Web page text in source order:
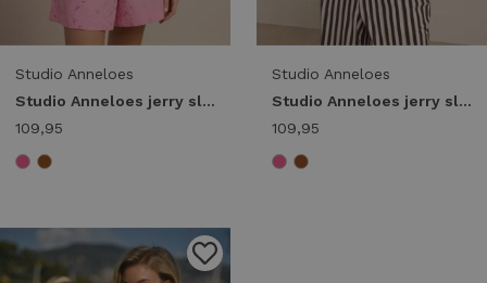
Studio Anneloes
Studio Anneloes jerry sl cardigan 13918 Vest 4400 pop pink
109,95
Studio Anneloes
Studio Anneloes jerry sl cardigan 13918 Vest 8700 espresso
109,95
1 /2